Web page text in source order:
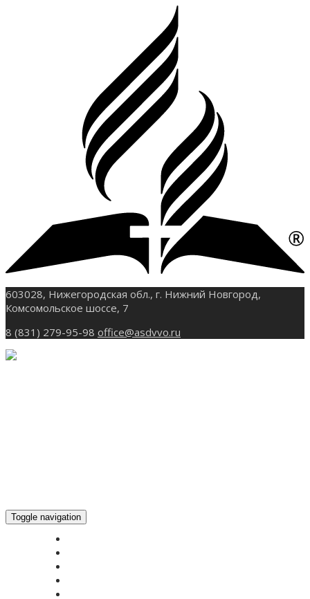
603028, Нижегородская обл., г. Нижний Новгород,
Комсомольское шоссе, 7
8 (831) 279-95-98 office@asdvvo.ru
Toggle navigation